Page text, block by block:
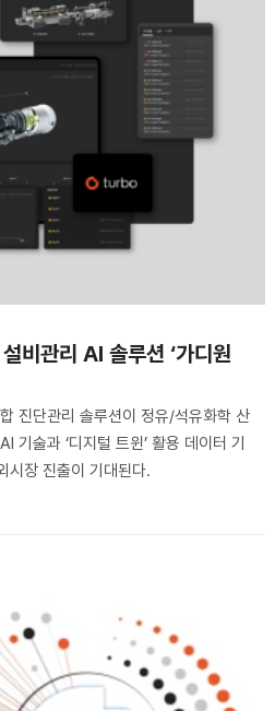
비관리 AI 솔루션 ‘가디원
진단관리 솔루션이 정유/석유화학 산
기술과 ‘디지털 트윈’ 활용 데이터 기
시장 진출이 기대된다.